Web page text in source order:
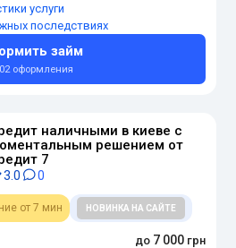
услуги
последствиях
займ
оформления
наличными в киеве с
решением от
7
3.0 0
от 7 мин НОВИНКА НА САЙТЕ
7 000